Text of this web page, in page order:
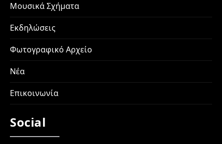
Μουσικά Σχήματα
Εκδηλώσεις
Φωτογραφικό Αρχείο
Νέα
Επικοινωνία
Social